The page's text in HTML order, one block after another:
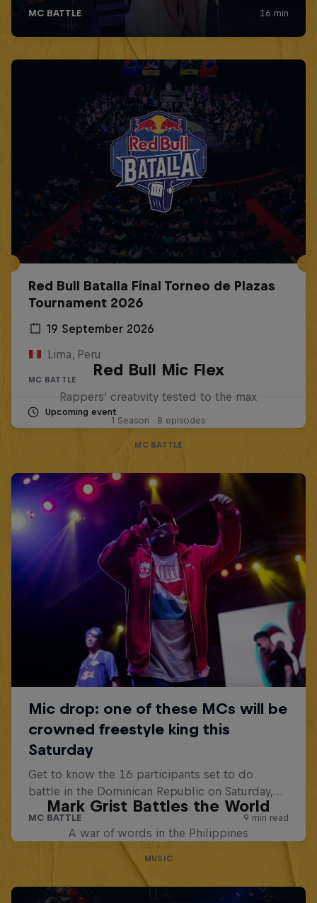
Red Bull Batalla Final Torneo de Plazas
Tournament 2026
19 September 2026
Lima, Peru
MC BATTLE
Upcoming event
Red Bull Mic Flex
Rappers' creativity tested to the max
1 Season · 8 episodes
MC BATTLE
Mark Grist Battles the World
A war of words in the Philippines
MUSIC